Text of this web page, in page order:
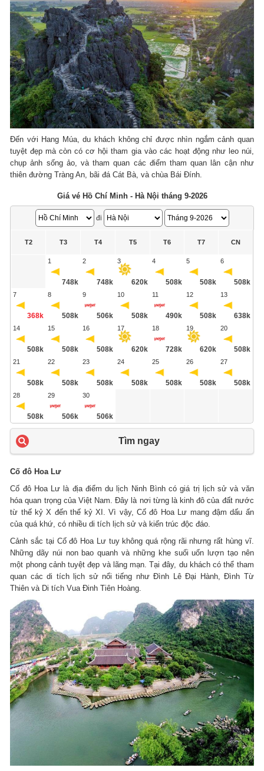
Đến với Hang Múa, du khách không chỉ được nhìn ngắm cảnh quan
tuyệt đẹp mà còn có cơ hội tham gia vào các hoạt động như leo núi,
chụp ảnh sống ảo, và tham quan các điểm tham quan lân cận như
thiên đường Tràng An, bãi đá Cát Bà, và chùa Bái Đính.
Giá vé Hồ Chí Minh - Hà Nội tháng 9-2026
đi
T2 T3 T4 T5 T6 T7 CN
1
748k
2
748k
3
620k
4
508k
5
508k
6
508k
7
368k
8
508k
9
506k
10
508k
11
490k
12
508k
13
638k
14
508k
15
508k
16
508k
17
620k
18
728k
19
620k
20
508k
21
508k
22
508k
23
508k
24
508k
25
508k
26
508k
27
508k
28
508k
29
506k
30
506k
Tìm ngay
Cố đô Hoa Lư
Cố đô Hoa Lư là địa điểm du lịch Ninh Bình có giá trị lịch sử và văn
hóa quan trọng của Việt Nam. Đây là nơi từng là kinh đô của đất nước
từ thế kỷ X đến thế kỷ XI. Vì vậy, Cố đô Hoa Lư mang đậm dấu ấn
của quá khứ, có nhiều di tích lịch sử và kiến trúc độc đáo.
Cảnh sắc tại Cố đô Hoa Lư tuy không quá rộng rãi nhưng rất hùng vĩ.
Những dãy núi non bao quanh và những khe suối uốn lượn tạo nên
một phong cảnh tuyệt đẹp và lãng mạn. Tại đây, du khách có thể tham
quan các di tích lịch sử nổi tiếng như Đình Lê Đại Hành, Đình Từ
Thiên và Di tích Vua Đinh Tiên Hoàng.